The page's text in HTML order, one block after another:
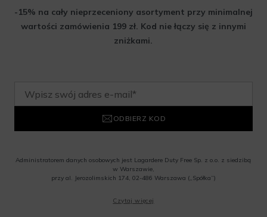
-15% na cały nieprzeceniony asortyment przy minimalnej
wartości zamówienia 199 zł. Kod nie łączy się z innymi
zniżkami.
ODBIERZ KOD
Administratorem danych osobowych jest Lagardere Duty Free Sp. z o.o. z siedzibą
w Warszawie,
przy al. Jerozolimskich 174, 02-486 Warszawa („Spółka”)
o.o. informacji handlowych, w tym newslettera, informacji o promocjach i
Czytaj więcej